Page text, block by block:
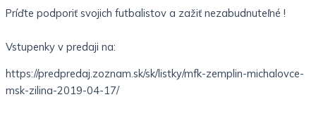
Príďte podporiť svojich futbalistov a zažiť nezabudnuteľné !
Vstupenky v predaji na:
https://predpredaj.zoznam.sk/sk/listky/mfk-zemplin-michalovce-
msk-zilina-2019-04-17/